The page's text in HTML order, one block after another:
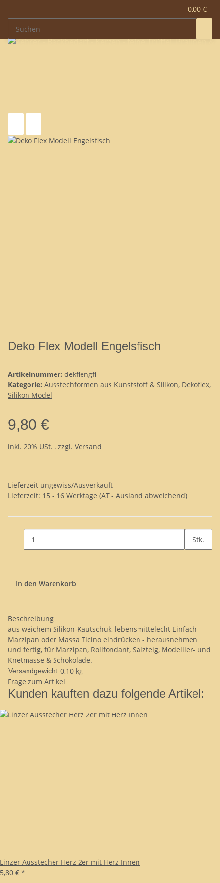
0,00 €
Deko Flex Modell Engelsfisch
Artikelnummer: dekflengfi
Kategorie: Ausstechformen aus Kunststoff & Silikon, Dekoflex,
Silikon Model
9,80 €
inkl. 20% USt. , zzgl. Versand
Lieferzeit ungewiss/Ausverkauft
Lieferzeit: 15 - 16 Werktage (AT - Ausland abweichend)
Stk.
In den Warenkorb
Beschreibung
aus weichem Silikon-Kautschuk, lebensmittelecht Einfach
Marzipan oder Massa Ticino eindrücken - herausnehmen
und fertig, für Marzipan, Rollfondant, Salzteig, Modellier- und
Knetmasse & Schokolade.
Versandgewicht:0,10 kg
Frage zum Artikel
Kunden kauften dazu folgende Artikel:
Linzer Ausstecher Herz 2er mit Herz Innen
5,80 € *